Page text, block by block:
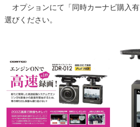
オプションにて「同時カーナビ購入
選びください。